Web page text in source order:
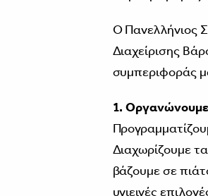
Ο Πανελλήνιος
Διαχείρισης
συμπεριφοράς
1. Οργανώνουμε
Διαχωρίζουμε
βάζουμε σε
υγιεινές